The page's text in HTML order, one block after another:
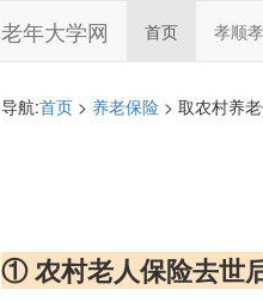
老年大学网 首页 孝顺
导航:首页 > 养老保险 > 取农村养
① 农村老人保险去世